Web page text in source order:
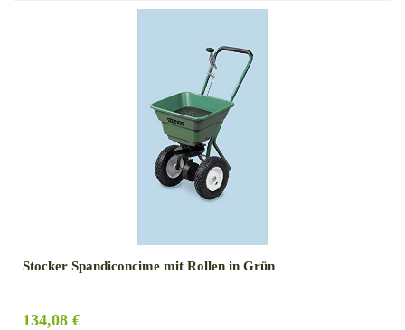
Stocker Spandiconcime mit Rollen in Grün
134,08 €